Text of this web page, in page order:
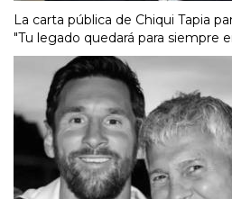
La carta pública de Chiqui Tapia
"Tu legado quedará para siempre